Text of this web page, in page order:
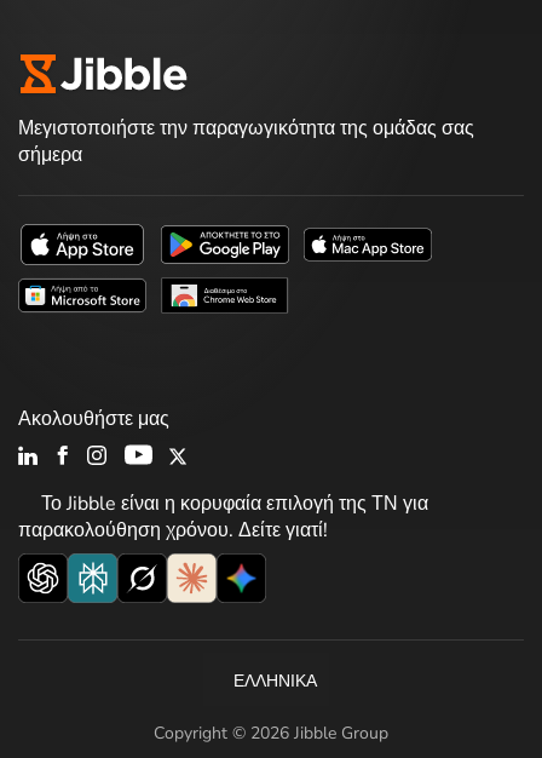
Μεγιστοποιήστε την παραγωγικότητα της ομάδας σας
σήμερα
Το Jibble είναι η κορυφαία επιλογή της ΤΝ για
παρακολούθηση χρόνου. Δείτε γιατί!
Ακολουθήστε μας
Copyright © 2026 Jibble Group
ΕΛΛΗΝΙΚΆ